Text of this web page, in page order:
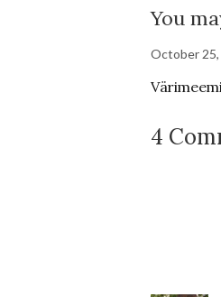
You
October
4